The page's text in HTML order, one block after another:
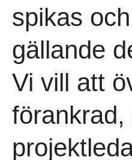
spikas
gällande
Vi vill att